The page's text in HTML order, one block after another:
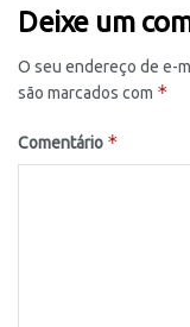
Deixe um
O seu endereço de e-
são marcados com *
Comentário *